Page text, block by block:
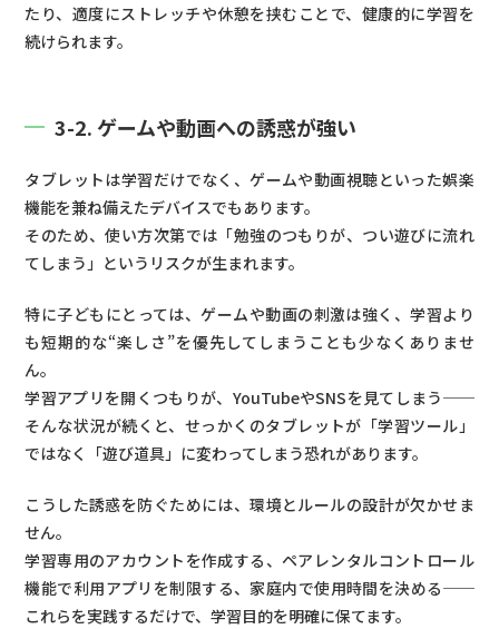
たり、適度にストレッチや休憩を挟むことで、健康的に学習を
続けられます。
3-2. ゲームや動画への誘惑が強い
タブレットは学習だけでなく、ゲームや動画視聴といった娯楽
機能を兼ね備えたデバイスでもあります。
そのため、使い方次第では「勉強のつもりが、つい遊びに流れ
てしまう」というリスクが生まれます。
特に子どもにとっては、ゲームや動画の刺激は強く、学習より
も短期的な“楽しさ”を優先してしまうことも少なくありませ
ん。
学習アプリを開くつもりが、YouTubeやSNSを見てしまう──
そんな状況が続くと、せっかくのタブレットが「学習ツール」
ではなく「遊び道具」に変わってしまう恐れがあります。
こうした誘惑を防ぐためには、環境とルールの設計が欠かせま
せん。
学習専用のアカウントを作成する、ペアレンタルコントロール
機能で利用アプリを制限する、家庭内で使用時間を決める──
これらを実践するだけで、学習目的を明確に保てます。